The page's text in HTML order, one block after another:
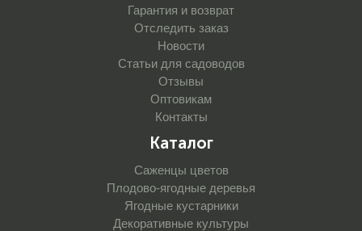
Гарантия и возврат
Отследить заказ
Новости
Статьи для садоводов
Отзывы
Оптовикам
Контакты
Каталог
Саженцы цветов
Плодово-ягодные деревья
Ягодные кустарники
Декоративные культуры